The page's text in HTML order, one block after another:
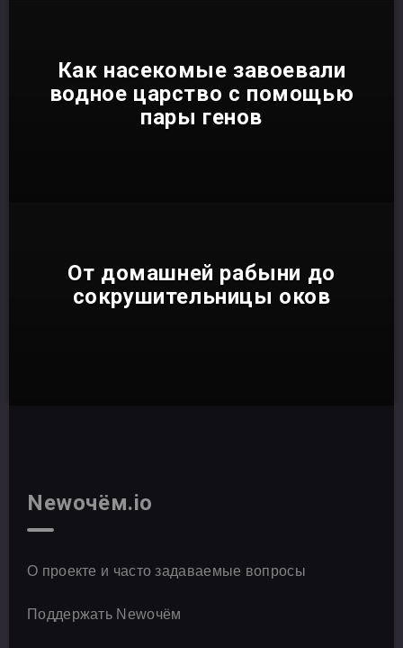
Как насекомые завоевали
водное царство с помощью
пары генов
От домашней рабыни до
сокрушительницы оков
Newочём.io
О проекте и часто задаваемые вопросы
Поддержать Newочём